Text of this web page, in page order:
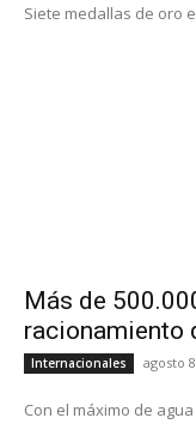
Siete medallas de oro
Más de
racionamiento
Internacionales agosto
Con el máximo de